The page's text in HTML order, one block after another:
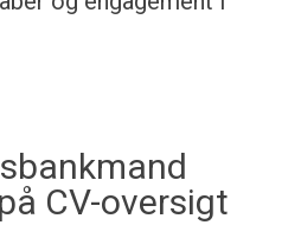
CV-oversigt